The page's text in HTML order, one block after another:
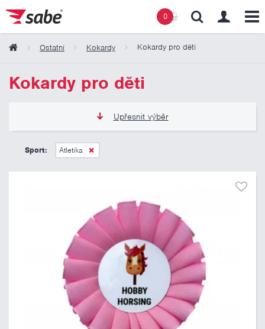
0
Ostatní Kokardy Kokardy pro děti
Kokardy pro děti
Upřesnit výběr
50 Kč
Sport: Atletika
Obsah košíku